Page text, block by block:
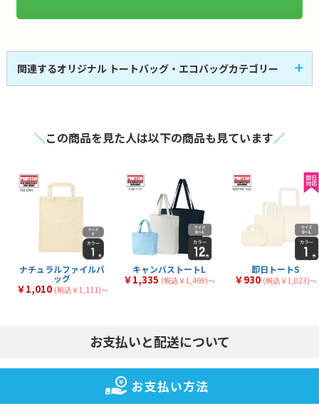
関連するオリジナル トートバッグ・エコバッグカテゴリー
ナイロンバッグ
全1商品 その他素材バッグ
全21商品
全
ー
全14商品
＼この商品を見た人は以下の商品も見ています／
ナチュラルファイルバ
ッグ
￥1,010 (税込￥1,111)〜
キャンバストートL
￥1,335 (税込￥1,469)〜
即日トートS
￥930 (税込￥1,023)〜
お支払いと配送について
お支払い方法